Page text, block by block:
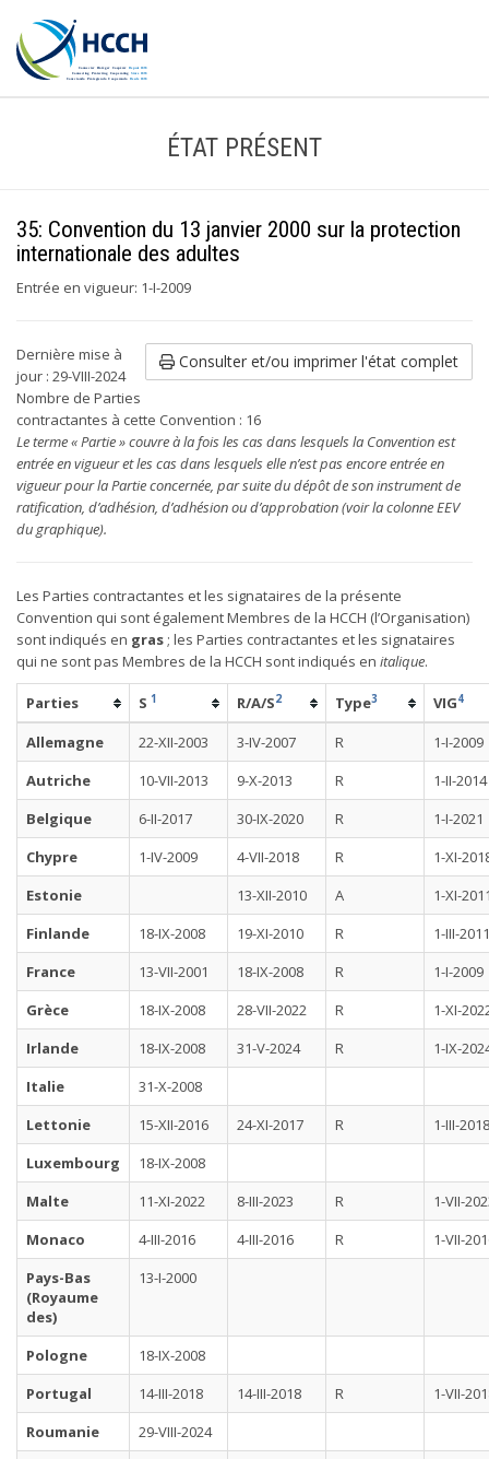
ÉTAT PRÉSENT
35: Convention du 13 janvier 2000 sur la protection
internationale des adultes
Entrée en vigueur: 1-I-2009
Consulter et/ou imprimer l'état complet
Dernière mise à
jour : 29-VIII-2024
Nombre de Parties
contractantes à cette Convention : 16
Le terme « Partie » couvre à la fois les cas dans lesquels la Convention est
entrée en vigueur et les cas dans lesquels elle n’est pas encore entrée en
vigueur pour la Partie concernée, par suite du dépôt de son instrument de
ratification, d’adhésion, d’adhésion ou d’approbation (voir la colonne EEV
du graphique).
Les Parties contractantes et les signataires de la présente
Convention qui sont également Membres de la HCCH (l’Organisation)
sont indiqués en gras ; les Parties contractantes et les signataires
qui ne sont pas Membres de la HCCH sont indiqués en italique.
Parties S 1 R/A/S2 Type3 VIG4
Allemagne 22-XII-2003 3-IV-2007 R
1-I-2009
Autriche
10-VII-2013 9-X-2013 R
1-II-2014
Belgique
6-II-2017 30-IX-2020 R
1-I-2021
Chypre
1-IV-2009 4-VII-2018 R
1-XI-
Estonie
13-XII-2010 A
1-XI-
Finlande
18-IX-2008 19-XI-2010 R
1-III-2011
France
13-VII-2001 18-IX-2008 R
1-I-2009
Grèce
18-IX-2008 28-VII-2022 R
1-XI-
Irlande
18-IX-2008 31-V-2024 R
1-IX-
Italie
31-X-2008
Lettonie
15-XII-2016 24-XI-2017 R
1-III-2018
Luxembourg
18-IX-2008
Malte
11-XI-2022 8-III-2023 R
1-VII-
Monaco
4-III-2016 4-III-2016 R
1-VII-
Pays-Bas
(Royaume
des)
13-I-2000
Pologne
18-IX-2008
Portugal
14-III-2018 14-III-2018 R
1-VII-
Roumanie
29-VIII-2024